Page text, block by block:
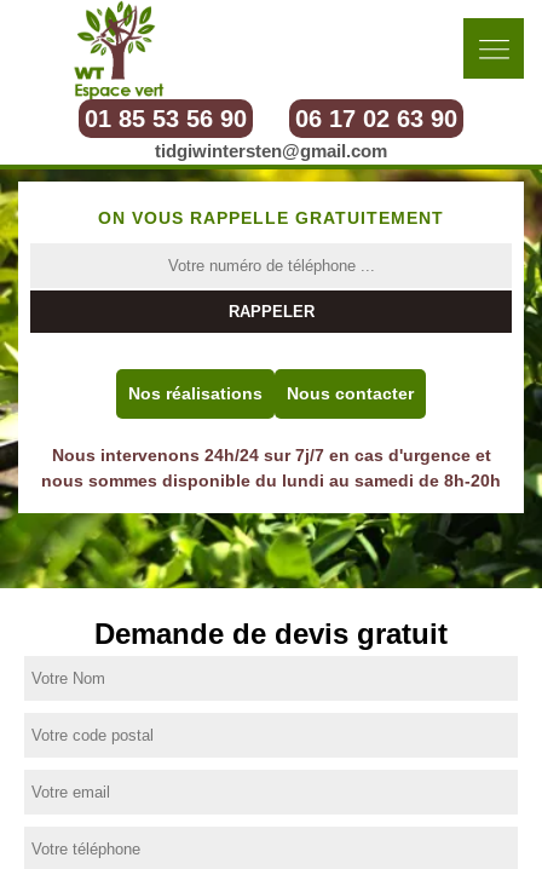
01 85 53 56 90 06 17 02 63 90
tidgiwintersten@gmail.com
ON VOUS RAPPELLE GRATUITEMENT
Nos réalisations Nous contacter
Nous intervenons 24h/24 sur 7j/7 en cas d'urgence et
nous sommes disponible du lundi au samedi de 8h-20h
Demande de devis gratuit